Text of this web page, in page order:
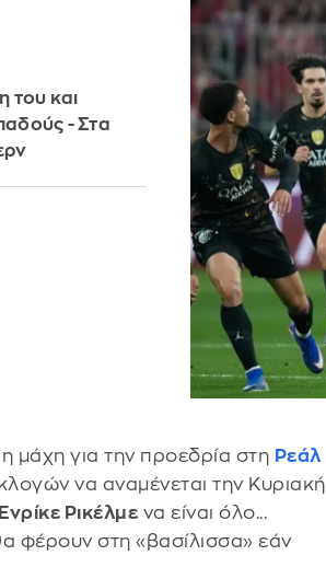
του και
- Στα
η μάχη για την προεδρία στη Ρεάλ
να αναμένεται την Κυριακή
Ενρίκε Ρικέλμε να είναι όλο...
φέρουν στη «βασίλισσα» εάν